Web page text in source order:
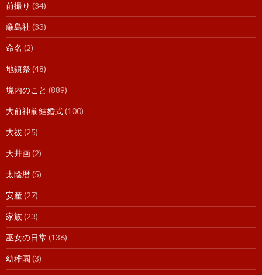
前撮り (34)
厳島社 (33)
命名 (2)
地鎮祭(48)
境内のこと (889)
大前神前結婚式(100)
大祓(25)
天井画(2)
太陰暦(5)
安産(27)
家族(23)
巫女の日常 (136)
幼稚園 (3)